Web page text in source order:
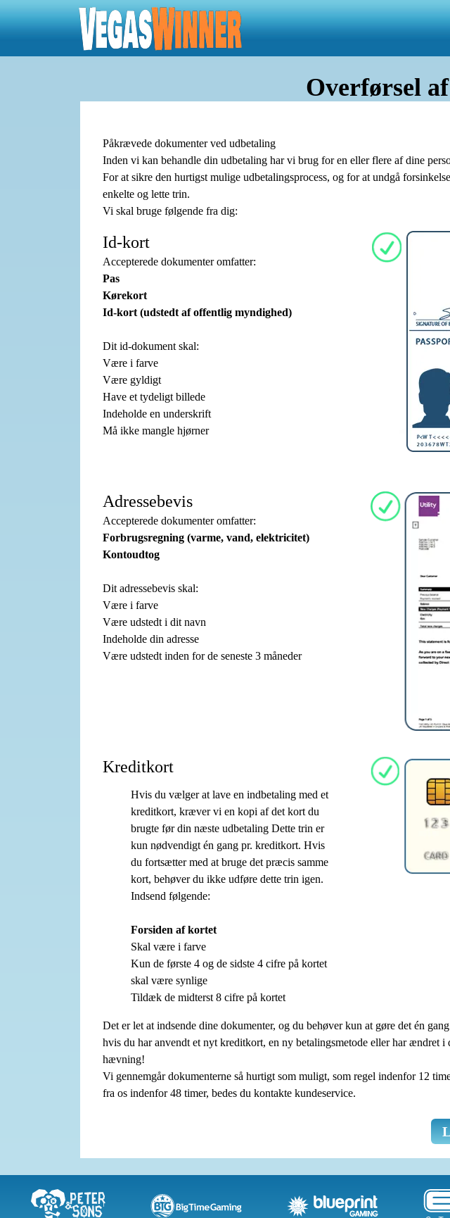
Overførsel
Påkrævede dokumenter ved udbetaling
Inden vi kan behandle din udbetaling har vi brug for en eller flere af dine
For at sikre den hurtigst mulige udbetalingsprocess, og for at undgå
enkelte og lette trin.
Vi skal bruge følgende fra dig:
Id-kort
Accepterede dokumenter omfatter:
Pas
Kørekort
Id-kort (udstedt af offentlig myndighed)
Dit id-dokument skal:
Være i farve
Være gyldigt
Have et tydeligt billede
Indeholde en underskrift
Må ikke mangle hjørner
Adressebevis
Accepterede dokumenter omfatter:
Forbrugsregning (varme, vand, elektricitet)
Kontoudtog
Dit adressebevis skal:
Være i farve
Være udstedt i dit navn
Indeholde din adresse
Være udstedt inden for de seneste 3 måneder
Kreditkort
Hvis du vælger at lave en indbetaling med et
kreditkort, kræver vi en kopi af det kort du
brugte før din næste udbetaling Dette trin er
kun nødvendigt én gang pr. kreditkort. Hvis
du fortsætter med at bruge det præcis samme
kort, behøver du ikke udføre dette trin igen.
Indsend følgende:
Forsiden af kortet
Skal være i farve
Kun de første 4 og de sidste 4 cifre på kortet
skal være synlige
Tildæk de midterst 8 cifre på kortet
Det er let at indsende dine dokumenter, og du behøver kun at gøre det én
hvis du har anvendt et nyt kreditkort, en ny betalingsmetode eller har ændret
hævning!
Vi gennemgår dokumenterne så hurtigt som muligt, som regel indenfor 12
fra os indenfor 48 timer, bedes du kontakte kundeservice.